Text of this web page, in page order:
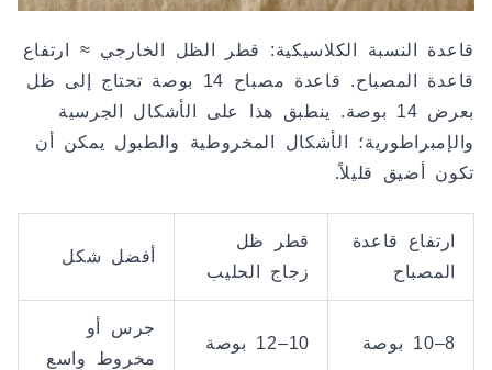
قاعدة النسبة الكلاسيكية: قطر الظل الخارجي ≈ ارتفاع
قاعدة المصباح. قاعدة مصباح 14 بوصة تحتاج إلى ظل
بعرض 14 بوصة. ينطبق هذا على الأشكال الجرسية
والإمبراطورية؛ الأشكال المخروطية والطبول يمكن أن
تكون أضيق قليلاً.
ارتفاع قاعدة
المصباح
قطر ظل
زجاج الحليب
أفضل شكل
8–10 بوصة 10–12 بوصة
جرس أو
مخروط واسع